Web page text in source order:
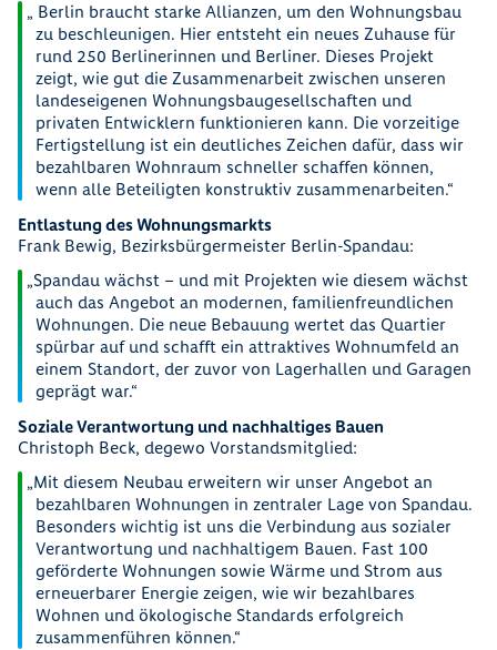
Berlin braucht starke Allianzen, um den Wohnungsbau
zu beschleunigen. Hier entsteht ein neues Zuhause für
rund 250 Berlinerinnen und Berliner. Dieses Projekt
zeigt, wie gut die Zusammenarbeit zwischen unseren
landeseigenen Wohnungsbaugesellschaften und
privaten Entwicklern funktionieren kann. Die vorzeitige
Fertigstellung ist ein deutliches Zeichen dafür, dass wir
bezahlbaren Wohnraum schneller schaffen können,
wenn alle Beteiligten konstruktiv zusammenarbeiten.
Entlastung des Wohnungsmarkts
Frank Bewig, Bezirksbürgermeister Berlin-Spandau:
Spandau wächst – und mit Projekten wie diesem wächst
auch das Angebot an modernen, familienfreundlichen
Wohnungen. Die neue Bebauung wertet das Quartier
spürbar auf und schafft ein attraktives Wohnumfeld an
einem Standort, der zuvor von Lagerhallen und Garagen
geprägt war.
Soziale Verantwortung und nachhaltiges Bauen
Christoph Beck, degewo Vorstandsmitglied:
Mit diesem Neubau erweitern wir unser Angebot an
bezahlbaren Wohnungen in zentraler Lage von Spandau.
Besonders wichtig ist uns die Verbindung aus sozialer
Verantwortung und nachhaltigem Bauen. Fast 100
geförderte Wohnungen sowie Wärme und Strom aus
erneuerbarer Energie zeigen, wie wir bezahlbares
Wohnen und ökologische Standards erfolgreich
zusammenführen können.